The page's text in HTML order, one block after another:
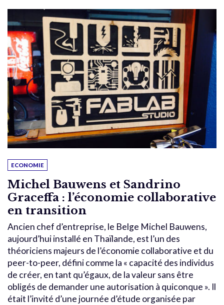
ECONOMIE
Michel Bauwens et Sandrino
Graceffa : l’économie collaborative
en transition
Ancien chef d’entreprise, le Belge Michel Bauwens,
aujourd’hui installé en Thaïlande, est l’un des
théoriciens majeurs de l’économie collaborative et du
peer-to-peer, défini comme la « capacité des individus
de créer, en tant qu’égaux, de la valeur sans être
obligés de demander une autorisation à quiconque ». Il
était l’invité d’une journée d’étude organisée par